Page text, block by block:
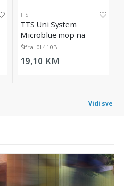
TTS
TTS Uni System
Microblue mop na
kopčanje, 40 cm
Šifra: 0L410B
19,10 KM
Vidi sve